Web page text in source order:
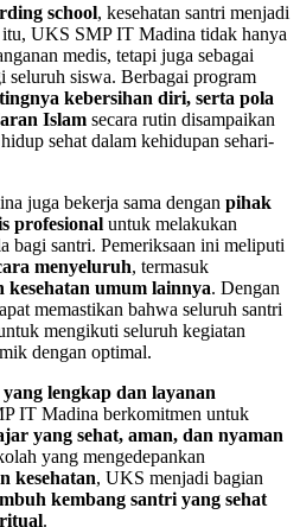
school, kesehatan santri menjadi
itu, UKS SMP IT Madina tidak hanya
medis, tetapi juga sebagai
seluruh siswa. Berbagai program
kebersihan diri, serta pola
Islam secara rutin disampaikan
sehat dalam kehidupan sehari-
juga bekerja sama dengan pihak
profesional untuk melakukan
bagi santri. Pemeriksaan ini meliputi
menyeluruh, termasuk
kesehatan umum lainnya. Dengan
memastikan bahwa seluruh santri
mengikuti seluruh kegiatan
dengan optimal.
lengkap dan layanan
IT Madina berkomitmen untuk
yang sehat, aman, dan nyaman
yang mengedepankan
kesehatan, UKS menjadi bagian
kembang santri yang sehat
.